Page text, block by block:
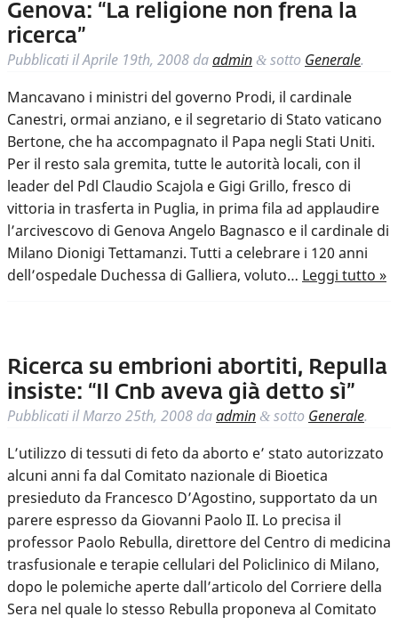
Genova: “La religione non frena la
ricerca”
Pubblicati ilAprile 19th, 2008 daadmin & sotto Generale.
Mancavano i ministri del governo Prodi, il cardinale
Canestri, ormai anziano, e il segretario di Stato vaticano
Bertone, che ha accompagnato il Papa negli Stati Uniti.
Per il resto sala gremita, tutte le autorità locali, con il
leader del Pdl Claudio Scajola e Gigi Grillo, fresco di
vittoria in trasferta in Puglia, in prima fila ad applaudire
l’arcivescovo di Genova Angelo Bagnasco e il cardinale di
Milano Dionigi Tettamanzi. Tutti a celebrare i 120 anni
dell’ospedale Duchessa di Galliera, voluto… Leggi tutto »
Ricerca su embrioni abortiti, Repulla
insiste: “Il Cnb aveva già detto sì”
Pubblicati ilMarzo 25th, 2008 daadmin & sotto Generale.
L’utilizzo di tessuti di feto da aborto e’ stato autorizzato
alcuni anni fa dal Comitato nazionale di Bioetica
presieduto da Francesco D’Agostino, supportato da un
parere espresso da Giovanni Paolo II. Lo precisa il
professor Paolo Rebulla, direttore del Centro di medicina
trasfusionale e terapie cellulari del Policlinico di Milano,
dopo le polemiche aperte dall’articolo del Corriere della
Sera nel quale lo stesso Rebulla proponeva al Comitato